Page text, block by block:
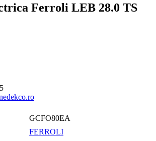
Ferroli LEB 28.0 TS
GCFO80EA
FERROLI